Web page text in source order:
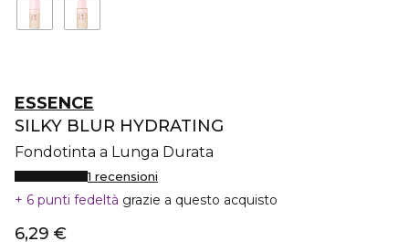
ESSENCE
SILKY BLUR HYDRATING
Fondotinta a Lunga Durata
1 recensioni
6 punti fedeltà grazie a questo acquisto
6,29 €